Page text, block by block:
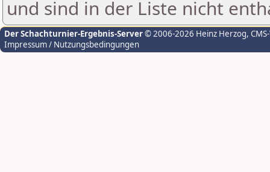
und sind in der Liste nicht
Der Schachturnier-Ergebnis-Server© 2006-2026 Heinz Herzog,
Impressum / Nutzungsbedingungen